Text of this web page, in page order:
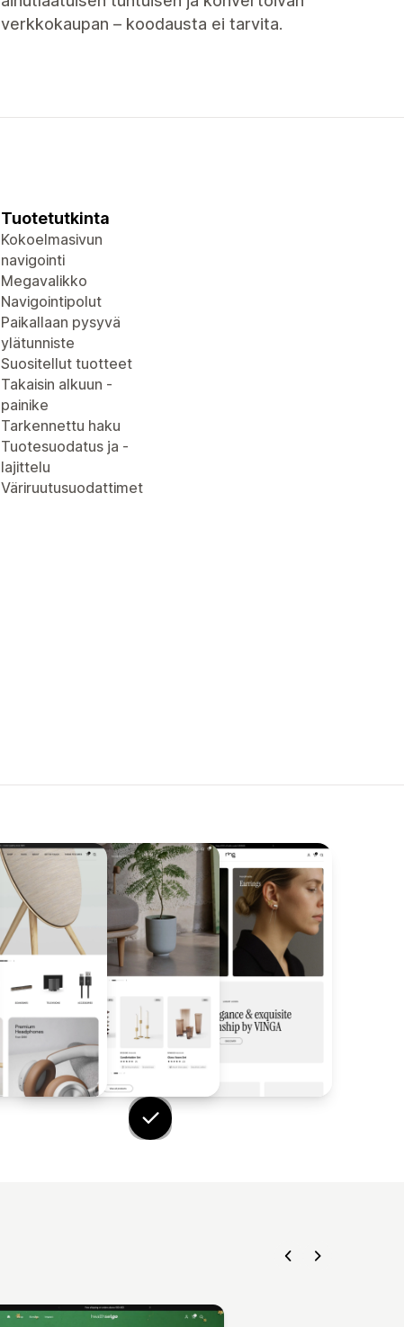
verkkokaupan – koodausta ei tarvita.
Tuotetutkinta
Kokoelmasivun
navigointi
Megavalikko
Navigointipolut
Paikallaan pysyvä
ylätunniste
Suositellut tuotteet
Takaisin alkuun -
painike
Tarkennettu haku
Tuotesuodatus ja -
lajittelu
Väriruutusuodattimet